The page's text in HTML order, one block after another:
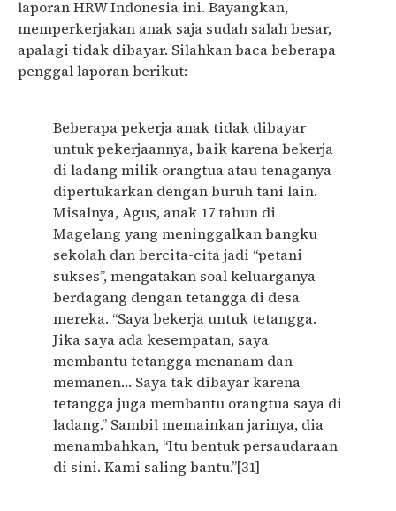
laporan HRW Indonesia ini. Bayangkan,
memperkerjakan anak saja sudah salah besar,
apalagi tidak dibayar. Silahkan baca beberapa
penggal laporan berikut:
Beberapa pekerja anak tidak dibayar
untuk pekerjaannya, baik karena bekerja
di ladang milik orangtua atau tenaganya
dipertukarkan dengan buruh tani lain.
Misalnya, Agus, anak 17 tahun di
Magelang yang meninggalkan bangku
sekolah dan bercita-cita jadi “petani
sukses”, mengatakan soal keluarganya
berdagang dengan tetangga di desa
mereka. “Saya bekerja untuk tetangga.
Jika saya ada kesempatan, saya
membantu tetangga menanam dan
memanen… Saya tak dibayar karena
tetangga juga membantu orangtua saya di
ladang.” Sambil memainkan jarinya, dia
menambahkan, “Itu bentuk persaudaraan
di sini. Kami saling bantu.”[31]